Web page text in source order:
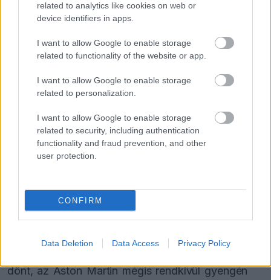
related to analytics like cookies on web or
device identifiers in apps.
I want to allow Google to enable storage
related to functionality of the website or app.
I want to allow Google to enable storage
related to personalization.
I want to allow Google to enable storage
related to security, including authentication
functionality and fraud prevention, and other
user protection.
CONFIRM
Data Deletion Data Access Privacy Policy
érkezése áll, miközben a partner Honda
nehézségekkel küzdött. Az autó jelenleg
az élmezőnyhöz képest, ezt a hátrányt pedig fele-
elhibázott karosszéria számlájára.
A Honda helyzete
Newey a szezon elején burkoltan még a Hondát
hibáztatta a gyenge teljesítményért, ám a
hercegség aszfaltcsíkján ugyanis nem a motorerő
dönt, az Aston Martin mégis rendkívül gyengén